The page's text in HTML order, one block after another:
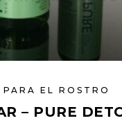
EL ROSTRO
– PURE